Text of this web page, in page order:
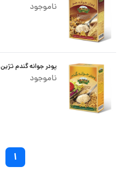
ناموجود
پودر جوانه گندم تژین 250 گرم
ناموجود
۱